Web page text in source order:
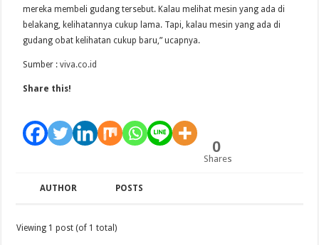
mereka membeli gudang tersebut. Kalau melihat mesin yang ada di
belakang, kelihatannya cukup lama. Tapi, kalau mesin yang ada di
gudang obat kelihatan cukup baru,” ucapnya.
Sumber :viva.co.id
Share this!
0
Shares
AUTHOR POSTS
Viewing 1 post (of 1 total)